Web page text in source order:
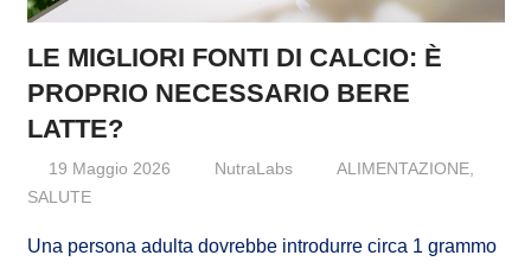
LE MIGLIORI FONTI DI CALCIO: È
PROPRIO NECESSARIO BERE
LATTE?
19 Maggio 2026 NutraLabs ALIMENTAZIONE
SALUTE
Una persona adulta dovrebbe introdurre circa 1 grammo